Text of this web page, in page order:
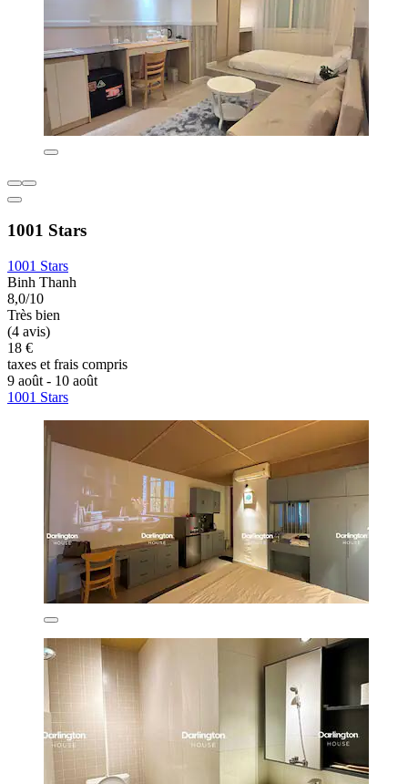
1001 Stars
1001 Stars
Binh Thanh
8,0/10
Très bien
(4 avis)
18 €
taxes et frais compris
9 août - 10 août
1001 Stars